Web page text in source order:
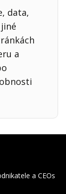
data,
a
a CEOs